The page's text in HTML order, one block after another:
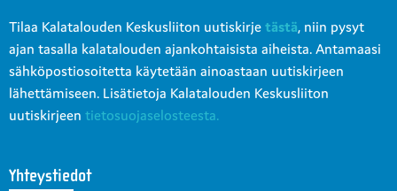
Tilaa Kalatalouden Keskusliiton uutiskirje tästä, niin pysyt
ajan tasalla kalatalouden ajankohtaisista aiheista. Antamaasi
sähköpostiosoitetta käytetään ainoastaan uutiskirjeen
lähettämiseen. Lisätietoja Kalatalouden Keskusliiton
uutiskirjeen tietosuojaselosteesta.
Yhteystiedot